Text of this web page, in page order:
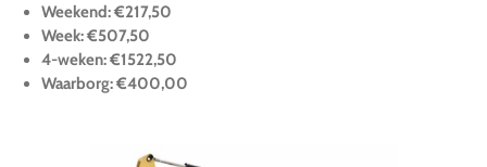
Weekend: €217,50
Week: €507,50
4-weken: €1522,50
Waarborg: €400,00